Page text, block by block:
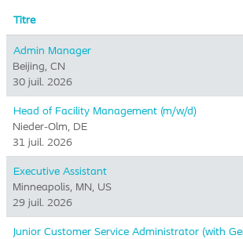
Titre
Admin Manager
Beijing, CN
30 juil. 2026
Head of Facility Management (m/w/d)
Nieder-Olm, DE
31 juil. 2026
Executive Assistant
Minneapolis, MN, US
29 juil. 2026
Junior Customer Service Administrator (with